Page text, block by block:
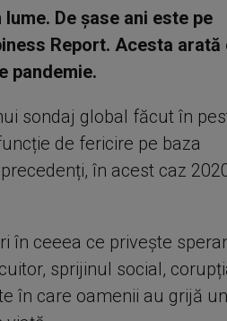
De şase ani este pe
Report. Acesta arată
pandemie.
sondaj global făcut în
de fericire pe baza
în acest caz
în ceeea ce priveşte
sprijinul social,
în care oamenii au grijă